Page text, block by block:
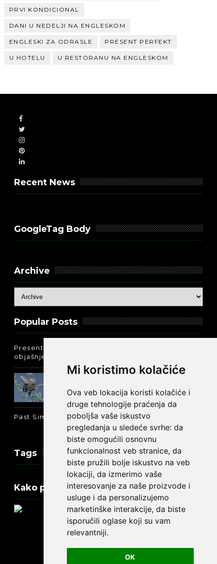
Mi koristimo kolačiće
Ova veb lokacija koristi kolačiće i
druge tehnologije praćenja da
poboljša vaše iskustvo
pregledanja u sledeće svrhe: da
biste omogućili osnovnu
funkcionalnost veb stranice, da
biste pružili bolje iskustvo na veb
lokaciji, da izmerimo vaše
interesovanje za naše proizvode i
usluge i da personalizujemo
marketinške interakcije, da biste
isporučili oglase koji su vam
relevantniji.
OK
PRVI KONDICIONAL
DANI U NEDELJI NA ENGLESKOM
ENGLESKI ZA ODRASLE PRESENT PERFEKT
U HOTELU U RESTORANU NA ENGLESKOM
Recent News
GoogleTag Body
Archive
Popular Posts
Present Perfect Simple - najjednostavnije
objašnjenje :-)
Past Simple i Past Continuous - razlika
Tags
Kako promeniti tekst na engleskom?
Update cookies preferences